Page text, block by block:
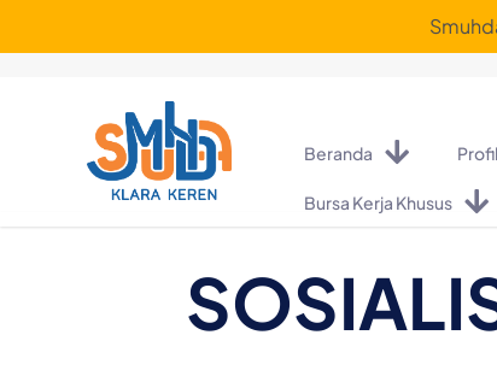
Beranda Profil
Bursa Kerja Khusus